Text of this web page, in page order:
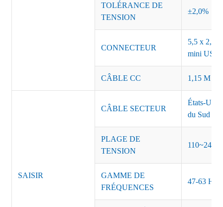
TOLÉRANCE DE
TENSION
±2,0%
CONNECTEUR
5,5 x 2,5,
mini USB
CÂBLE CC 1,15 M ou
SAISIR
CÂBLE SECTEUR
États-Unis
du Sud
PLAGE DE
TENSION
110~240
GAMME DE
FRÉQUENCES
47-63 Hz